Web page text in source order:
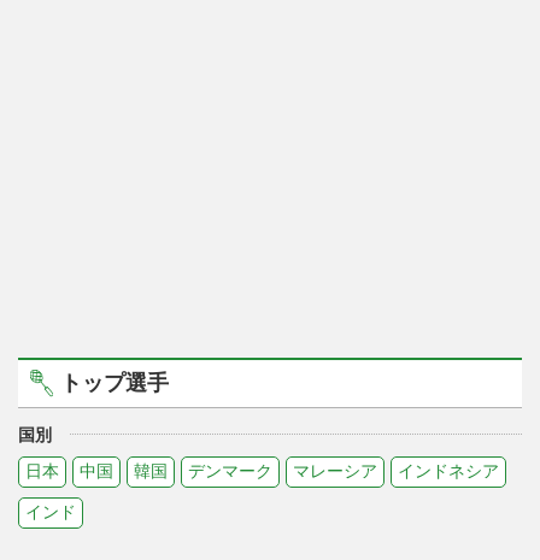
トップ選手
国別
日本
中国 韓国 デンマーク マレーシア インドネシア
インド